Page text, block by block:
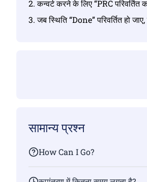
2. कन्वर्ट करने के लिए “PRC
3. जब स्थिति “Done” परिवर्तित हो
सामान्य प्रश्न
How Can I Go?